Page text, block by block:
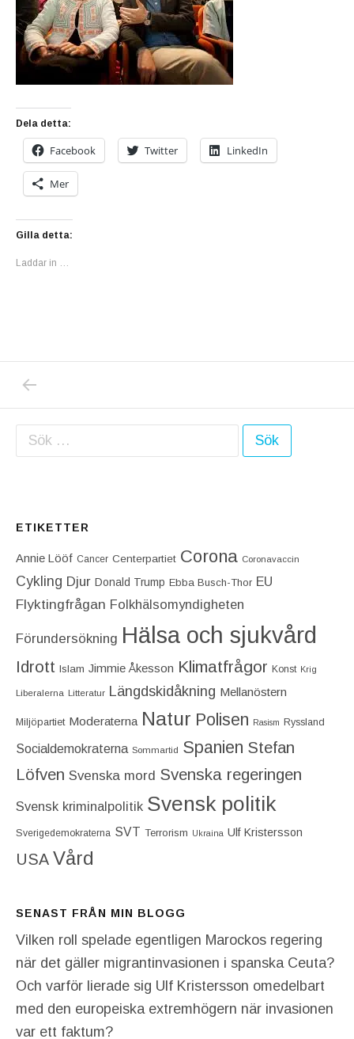
Dela detta:
Facebook Twitter LinkedIn
Mer
Gilla detta:
Laddar in …
Inläggsnavigering
Sök efter:
ETIKETTER
Annie Lööf Cancer Centerpartiet‎ Corona Coronavaccin
Cykling Djur Donald Trump Ebba Busch-Thor EU
Flyktingfrågan Folkhälsomyndigheten
Förundersökning Hälsa och sjukvård
Idrott Islam Jimmie Åkesson Klimatfrågor Konst Krig
Liberalerna Litteratur Längdskidåkning Mellanöstern
Miljöpartiet Moderaterna Natur Polisen Rasism Ryssland
Socialdemokraterna Sommartid Spanien Stefan
Löfven Svenska mord Svenska regeringen
Svensk kriminalpolitik Svensk politik
Sverigedemokraterna SVT Terrorism Ukraina Ulf Kristersson
USA Vård
SENAST FRÅN MIN BLOGG
Vilken roll spelade egentligen Marockos regering
när det gäller migrantinvasionen i spanska Ceuta?
Och varför lierade sig Ulf Kristersson omedelbart
med den europeiska extremhögern när invasionen
var ett faktum?